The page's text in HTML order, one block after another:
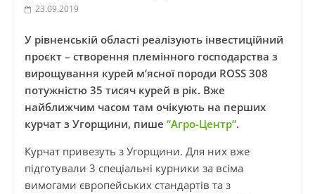
23.09.2019
У рівненській області реалізують інвестиційний
проєкт – створення племінного господарства з
вирощування курей м’ясної породи ROSS 308
потужністю 35 тисяч курей в рік. Вже
найближчим часом там очікують на перших
курчат з Угорщини, пише “Агро-Центр”.
Курчат привезуть з Угорщини. Для них вже
підготували 3 спеціальні курники за всіма
вимогами європейських стандартів та з